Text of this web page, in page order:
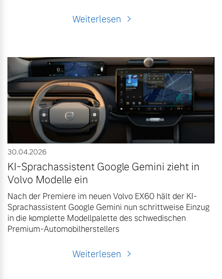
Weiterlesen
30.04.2026
KI-Sprachassistent Google Gemini zieht in
Volvo Modelle ein
Nach der Premiere im neuen Volvo EX60 hält der KI-
Sprachassistent Google Gemini nun schrittweise Einzug
in die komplette Modellpalette des schwedischen
Premium-Automobilherstellers
Weiterlesen